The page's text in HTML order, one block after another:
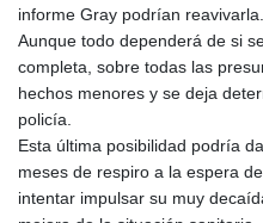
informe Gray podrían reavivarla.
Aunque todo dependerá de si
completa, sobre todas las
hechos menores y se deja
policía.
Esta última posibilidad podría
meses de respiro a la espera
intentar impulsar su muy